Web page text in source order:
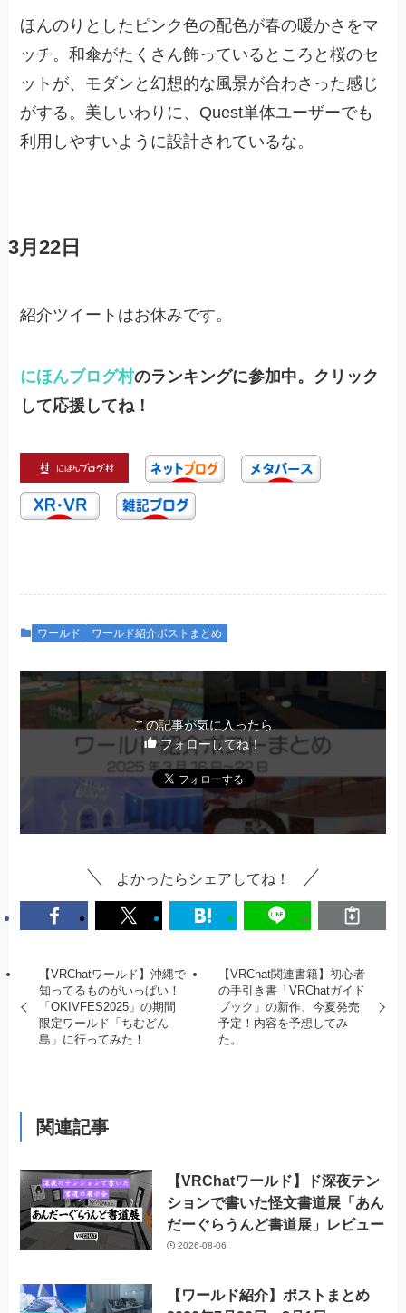
ほんのりとしたピンク色の配色が春の暖かさをマ
ッチ。和傘がたくさん飾っているところと桜のセ
ットが、モダンと幻想的な風景が合わさった感じ
がする。美しいわりに、Quest単体ユーザーでも
利用しやすいように設計されているな。
3月22日
紹介ツイートはお休みです。
にほんブログ村のランキングに参加中。クリック
して応援してね！
ワールド ワールド紹介ポストまとめ
この記事が気に入ったら
フォローしてね！
よかったらシェアしてね！
【VRChatワールド】沖縄で
知ってるものがいっぱい！
「OKIVFES2025」の期間
限定ワールド「ちむどん
島」に行ってみた！
【VRChat関連書籍】初心者
の手引き書「VRChatガイド
ブック」の新作、今夏発売
予定！内容を予想してみ
た。
関連記事
【VRChatワールド】ド深夜テン
ションで書いた怪文書道展「あん
だーぐらうんど書道展」レビュー
2026-08-06
【ワールド紹介】ポストまとめ